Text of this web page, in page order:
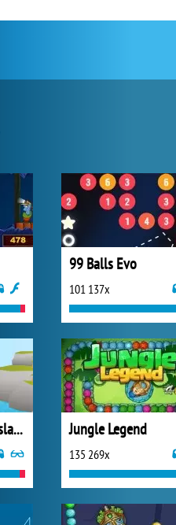
99 Balls Evo
101 137x
Tower of Colors Island Edition Jungle Legend
135 269x